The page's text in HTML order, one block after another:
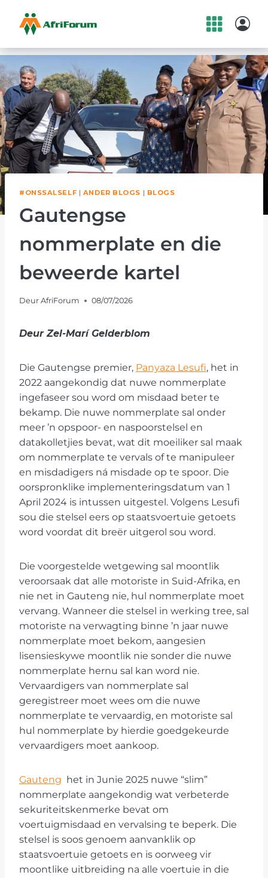
to
content
#ONSSALSELF | ANDER BLOGS | BLOGS
Gautengse
nommerplate en die
beweerde kartel
Deur AfriForum 08/07/2026
Deur Zel-Marí Gelderblom
Die Gautengse premier, Panyaza Lesufi, het in
2022 aangekondig dat nuwe nommerplate
ingefaseer sou word om misdaad beter te
bekamp. Die nuwe nommerplate sal onder
meer ’n opspoor- en naspoorstelsel en
datakolletjies bevat, wat dit moeiliker sal maak
om nommerplate te vervals of te manipuleer
en misdadigers ná misdade op te spoor. Die
oorspronklike implementeringsdatum van 1
April 2024 is intussen uitgestel. Volgens Lesufi
sou die stelsel eers op staatsvoertuie getoets
word voordat dit breër uitgerol sou word.
Die voorgestelde wetgewing sal moontlik
veroorsaak dat alle motoriste in Suid-Afrika, en
nie net in Gauteng nie, hul nommerplate moet
vervang. Wanneer die stelsel in werking tree, sal
motoriste na verwagting binne ’n jaar nuwe
nommerplate moet bekom, aangesien
lisensieskywe moontlik nie sonder die nuwe
nommerplate hernu sal kan word nie.
Vervaardigers van nommerplate sal
geregistreer moet wees om die nuwe
nommerplate te vervaardig, en motoriste sal
hul nommerplate by hierdie goedgekeurde
vervaardigers moet aankoop.
Gauteng het in Junie 2025 nuwe “slim”
nommerplate aangekondig wat verbeterde
sekuriteitskenmerke bevat om
voertuigmisdaad en vervalsing te beperk. Die
stelsel is soos genoem aanvanklik op
staatsvoertuie getoets en is oorweeg vir
moontlike uitbreiding na alle voertuie in die